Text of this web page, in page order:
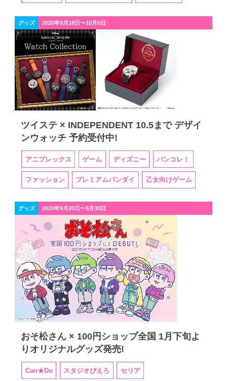
グッズ 2020年9月18日〜10月5日
ツイステ × INDEPENDENT 10.5まで デザイ
ンウォッチ 予約受付中!
アニプレックス ゲーム ディズニー バンコレ！
ファッション プレミアムバンダイ 乙女向けゲーム
グッズ 2020年9月20日〜9月30日
おそ松さん × 100円ショップ全国 1月下旬よ
りオリジナルグッズ発売!
Can★Do スタジオぴえろ セリア